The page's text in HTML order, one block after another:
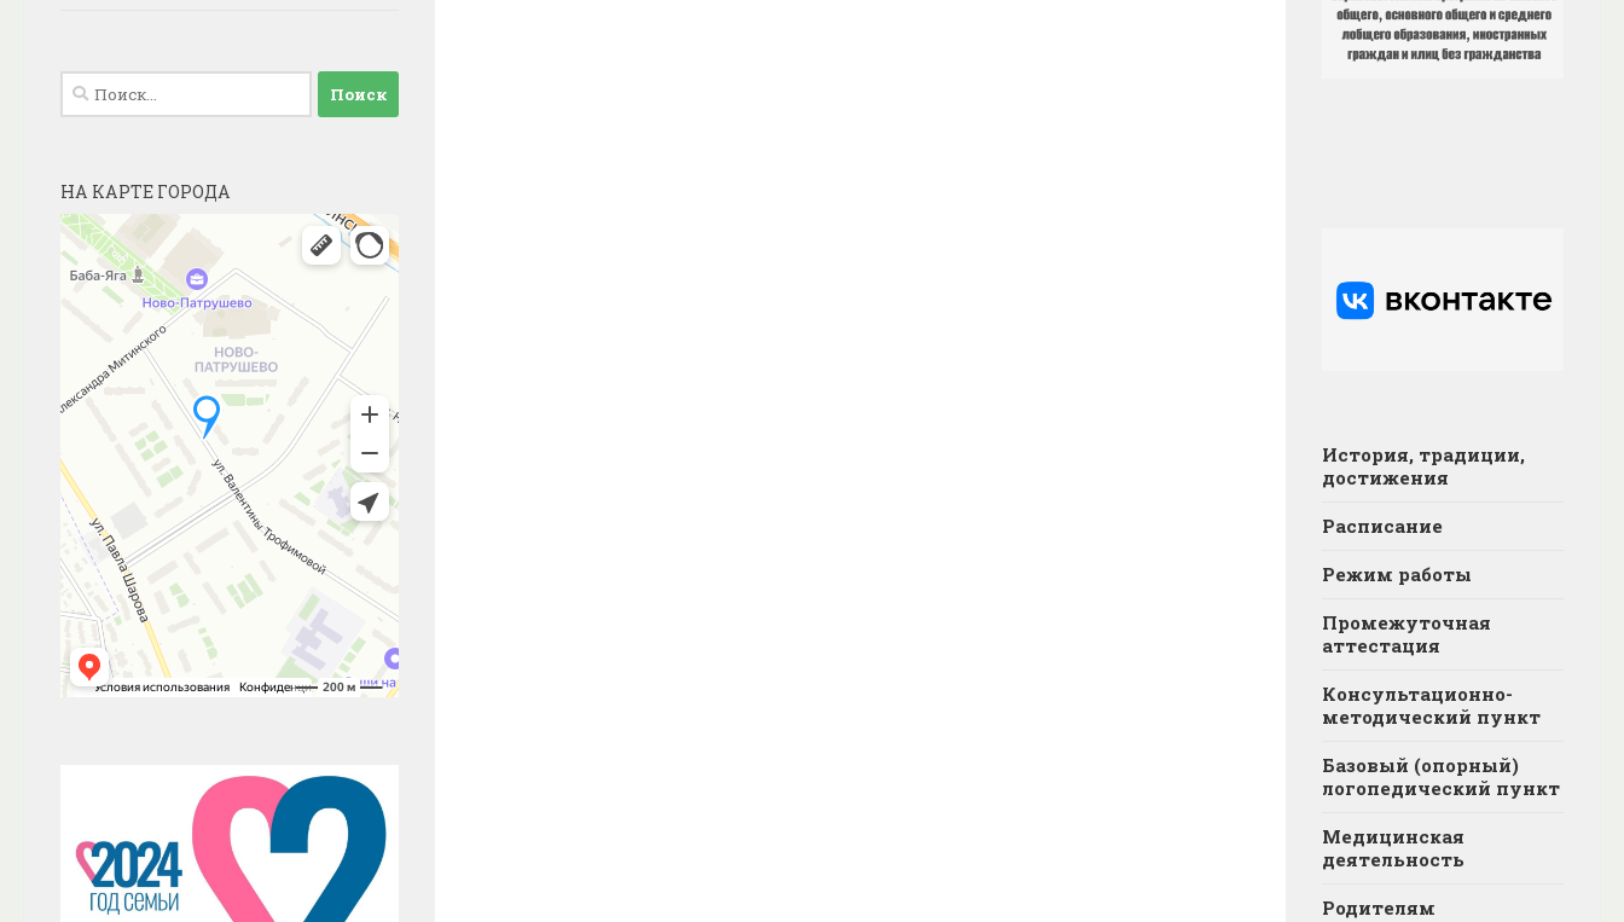
Найти:
НА КАРТЕ ГОРОДА
История, традиции,
достижения
Расписание
Режим работы
Промежуточная
аттестация
Консультационно-
методический пункт
Базовый (опорный)
логопедический пункт
Медицинская
деятельность
Родителям